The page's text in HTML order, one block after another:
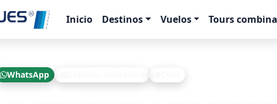
Inicio Destinos Vuelos Tours
WhatsApp